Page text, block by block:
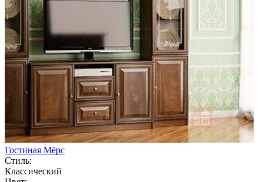
Гостиная Мёрс
Стиль:
Классический